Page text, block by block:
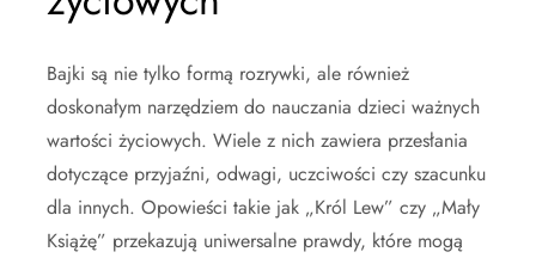
Bajki są nie tylko formą rozrywki, ale również
doskonałym narzędziem do nauczania dzieci ważnych
wartości życiowych. Wiele z nich zawiera przesłania
dotyczące przyjaźni, odwagi, uczciwości czy szacunku
dla innych. Opowieści takie jak „Król Lew” czy „Mały
Książę” przekazują uniwersalne prawdy, które mogą